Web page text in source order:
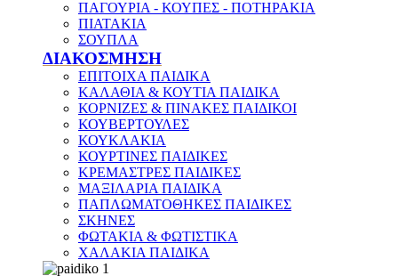
ΠΑΓΟΥΡΙΑ - ΚΟΥΠΕΣ - ΠΟΤΗΡΑΚΙΑ
ΠΙΑΤΑΚΙΑ
ΣΟΥΠΛΑ
ΔΙΑΚΟΣΜΗΣΗ
ΕΠΙΤΟΙΧΑ ΠΑΙΔΙΚΑ
ΚΑΛΑΘΙΑ & ΚΟΥΤΙΑ ΠΑΙΔΙΚΑ
ΚΟΡΝΙΖΕΣ & ΠΙΝΑΚΕΣ ΠΑΙΔΙΚΟΙ
ΚΟΥΒΕΡΤΟΥΛΕΣ
ΚΟΥΚΛΑΚΙΑ
ΚΟΥΡΤΙΝΕΣ ΠΑΙΔΙΚΕΣ
ΚΡΕΜΑΣΤΡΕΣ ΠΑΙΔΙΚΕΣ
ΜΑΞΙΛΑΡΙΑ ΠΑΙΔΙΚΑ
ΠΑΠΛΩΜΑΤΟΘΗΚΕΣ ΠΑΙΔΙΚΕΣ
ΣΚΗΝΕΣ
ΦΩΤΑΚΙΑ & ΦΩΤΙΣΤΙΚΑ
ΧΑΛΑΚΙΑ ΠΑΙΔΙΚΑ